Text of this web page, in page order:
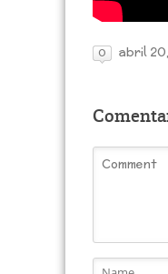
0 abril